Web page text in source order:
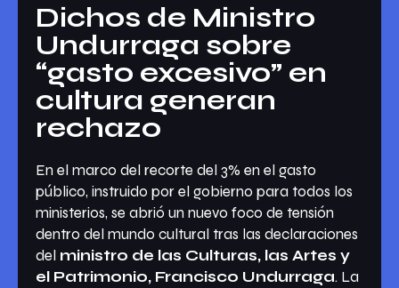
Dichos de Ministro
Undurraga sobre
“gasto excesivo” en
cultura generan
rechazo
En el marco del recorte del 3% en el gasto
público, instruido por el gobierno para todos los
ministerios, se abrió un nuevo foco de tensión
dentro del mundo cultural tras las declaraciones
del ministro de las Culturas, las Artes y
el Patrimonio, Francisco Undurraga. La